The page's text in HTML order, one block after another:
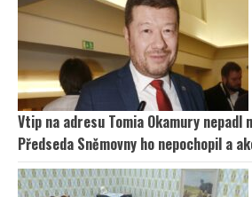
Vtip na adresu Tomia Okamury nepadl
Předseda Sněmovny ho nepochopil a